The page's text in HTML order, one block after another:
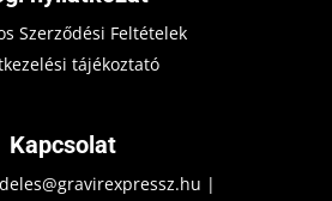
Szerződési Feltételek
tájékoztató
Kapcsolat
|